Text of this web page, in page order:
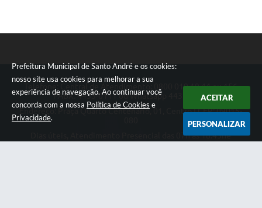
Prefeitura Municipal de Santo André e os cookies:
nosso site usa cookies para melhorar a sua
experiência de navegação. Ao continuar você
concorda com a nossa Política de Cookies e
Privacidade.
ACEITAR
PERSONALIZAR
Telefone: Central de Atendimento: 0800 019 19 44 ou 156
PABX: 4433-0111 ou Whatsapp 4433-0123
Endereço: Praça Quarto Centenário, 01, Centro | CEP: 09015-
Dias úteis, Atendimento Presencial das 07h as 18:45he